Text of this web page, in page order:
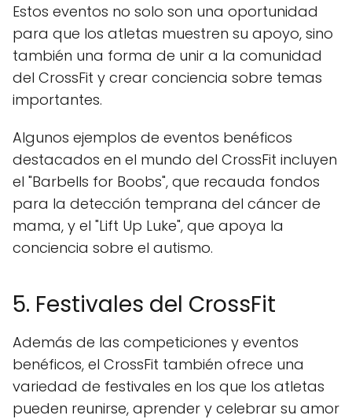
Estos eventos no solo son una oportunidad
para que los atletas muestren su apoyo, sino
también una forma de unir a la comunidad
del CrossFit y crear conciencia sobre temas
importantes.
Algunos ejemplos de eventos benéficos
destacados en el mundo del CrossFit incluyen
el "Barbells for Boobs", que recauda fondos
para la detección temprana del cáncer de
mama, y el "Lift Up Luke", que apoya la
conciencia sobre el autismo.
5. Festivales del CrossFit
Además de las competiciones y eventos
benéficos, el CrossFit también ofrece una
variedad de festivales en los que los atletas
pueden reunirse, aprender y celebrar su amor